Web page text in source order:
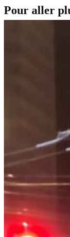
Pour aller